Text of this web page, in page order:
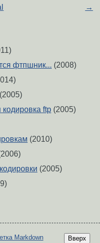
→
фтпшник... (2008)
(2005)
ftp (2005)
(2010)
(2005)
Вверх
Markdown